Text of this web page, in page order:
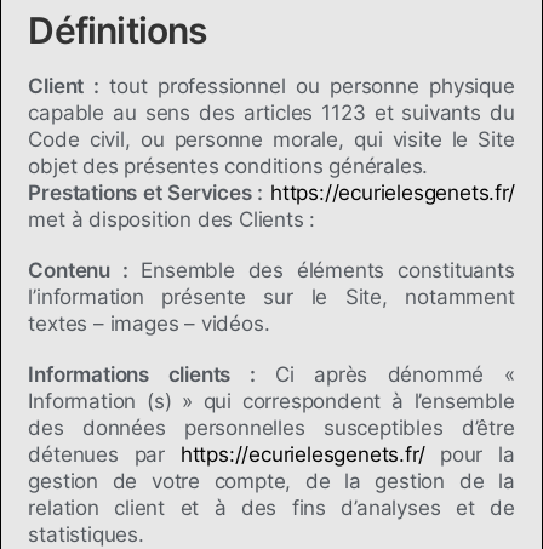
Définitions
Client : tout professionnel ou personne physique
capable au sens des articles 1123 et suivants du
Code civil, ou personne morale, qui visite le Site
objet des présentes conditions générales.
Prestations et Services : https://ecurielesgenets.fr/
met à disposition des Clients :
Contenu : Ensemble des éléments constituants
l’information présente sur le Site, notamment
textes – images – vidéos.
Informations clients : Ci après dénommé «
Information (s) » qui correspondent à l’ensemble
des données personnelles susceptibles d’être
détenues par https://ecurielesgenets.fr/pour la
gestion de votre compte, de la gestion de la
relation client et à des fins d’analyses et de
statistiques.